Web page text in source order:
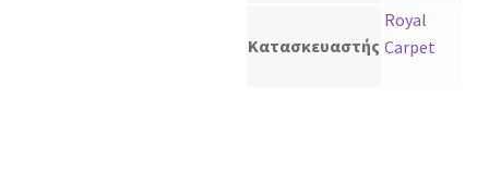
Κατασκευαστής
Royal
Carpet